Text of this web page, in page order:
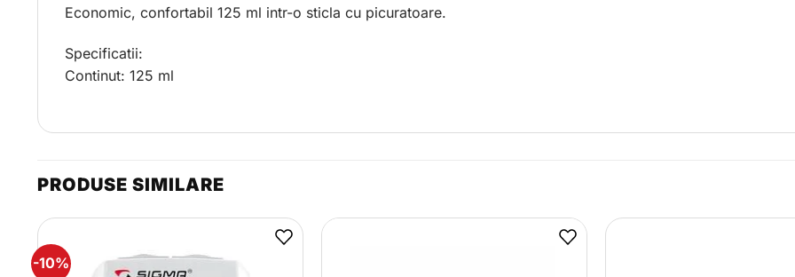
Economic, confortabil 125 ml intr-o sticla cu picuratoare.
Specificatii:
Continut: 125 ml
PRODUSE SIMILARE
-10%